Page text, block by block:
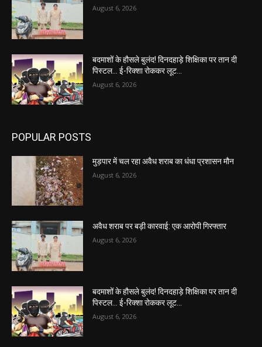
August 6, 2026
बदमाशों के हौसले बुलंद! दिनदहाड़े शिक्षिका पर तान दी
पिस्टल… ई-रिक्शा रोककर लूट…
August 6, 2026
POPULAR POSTS
मुड़पार में चल रहा अवैध शराब का धंधा प्रशासन मौन
August 6, 2026
अवैध शराब पर बड़ी कारवाई: एक आरोपी गिरफ्तार
August 6, 2026
बदमाशों के हौसले बुलंद! दिनदहाड़े शिक्षिका पर तान दी
पिस्टल… ई-रिक्शा रोककर लूट…
August 6, 2026